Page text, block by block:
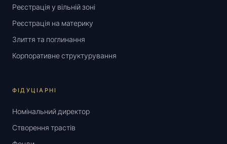
Реєстрація у вільній зоні
Реєстрація на материку
Злиття та поглинання
Корпоративне структурування
ФІДУЦІАРНІ
Номінальний директор
Створення трастів